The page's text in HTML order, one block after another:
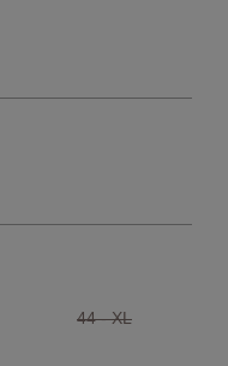
44 - XL